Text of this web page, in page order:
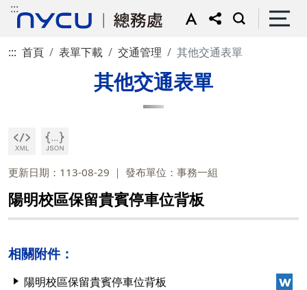
:::
::: 首頁 表單下載 交通管理 其他交通表單
其他交通表單
更新日期：113-08-29 發布單位：事務一組
陽明校區保留貴賓停車位背板
相關附件：
陽明校區保留貴賓停車位背板